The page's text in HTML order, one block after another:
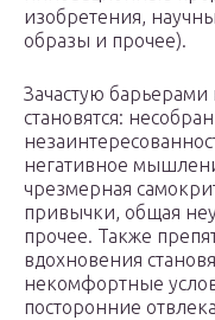
изобретения,
образы и прочее).
Зачастую
становятся:
негативное
чрезмерная
привычки, общая
прочее. Также
вдохновения
некомфортные
посторонние